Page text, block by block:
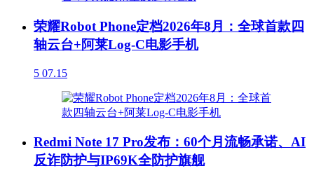
荣耀Robot Phone定档2026年8月：全球首款四
轴云台+阿莱Log-C电影手机
5 07.15
Redmi Note 17 Pro发布：60个月流畅承诺、AI
反诈防护与IP69K全防护旗舰